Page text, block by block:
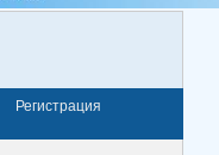
Регистрация